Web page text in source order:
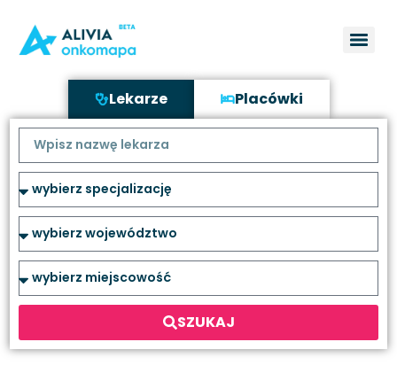
Lekarze Placówki
SZUKAJ